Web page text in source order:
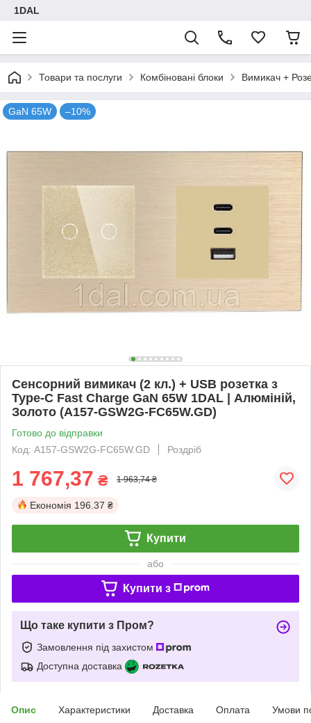
1DAL
Товари та послуги Комбіновані блоки Вимикач +
GaN 65W –10%
Сенсорний вимикач (2 кл.) + USB розетка з
Type-C Fast Charge GaN 65W 1DAL | Алюміній,
Золото (A157-GSW2G-FC65W.GD)
Готово до відправки
Код: A157-GSW2G-FC65W.GD
Роздріб
1 767,37 ₴ 1 963,74 ₴
Економія 196.37 ₴
Купити
або
Купити з
Що таке купити з Пром?
Замовлення під захистом
Доступна доставка
Опис Характеристики Доставка Оплата Умови